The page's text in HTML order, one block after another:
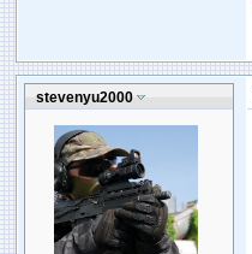
stevenyu2000